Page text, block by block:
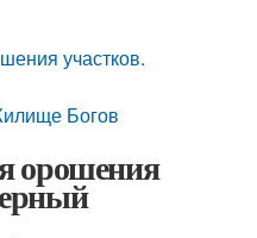
участков.
Богов
орошения